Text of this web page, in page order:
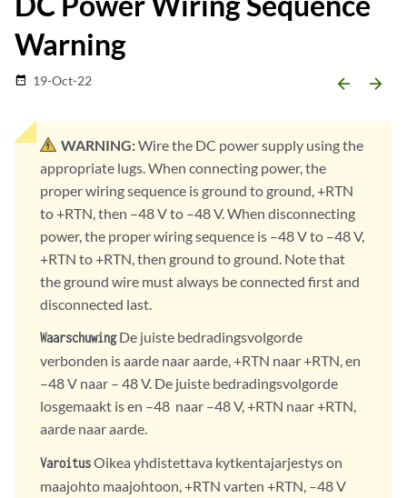
Warning
date_range 19-Oct-22 arrow_backward arrow_forward
WARNING:Wire the DC power supply using the
appropriate lugs. When connecting power, the
proper wiring sequence is ground to ground, +RTN
to +RTN, then –48 V to –48 V. When disconnecting
power, the proper wiring sequence is –48 V to –48 V,
+RTN to +RTN, then ground to ground. Note that
the ground wire must always be connected first and
disconnected last.
WaarschuwingDe juiste bedradingsvolgorde
verbonden is aarde naar aarde, +RTN naar +RTN, en
–48 V naar – 48 V. De juiste bedradingsvolgorde
losgemaakt is en –48 naar –48 V, +RTN naar +RTN,
aarde naar aarde.
VaroitusOikea yhdistettava kytkentajarjestys on
maajohto maajohtoon, +RTN varten +RTN, –48 V